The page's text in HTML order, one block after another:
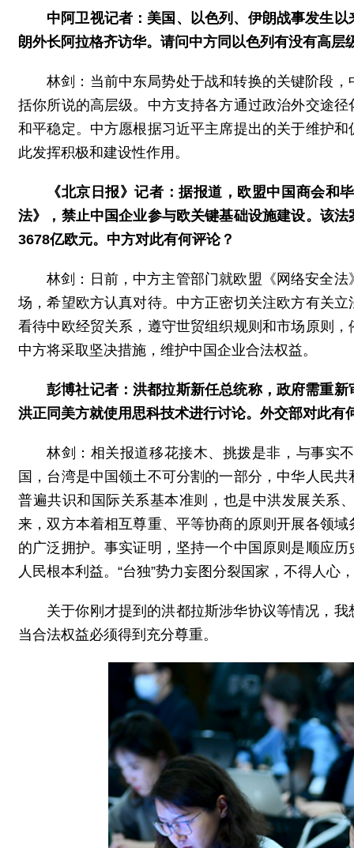
中阿卫视记者：美国、以色列、伊朗战事发生
朗外长阿拉格齐访华。请问中方同以色列有没有高
林剑：当前中东局势处于战和转换的关键阶段
括你所说的高层级。中方支持各方通过政治外交途
和平稳定。中方愿根据习近平主席提出的关于维护
此发挥积极和建设性作用。
《北京日报》记者：据报道，欧盟中国商会
法》，禁止中国企业参与欧关键基础设施建设。该
3678亿欧元。中方对此有何评论？
林剑：日前，中方主管部门就欧盟《网络安全
场，希望欧方认真对待。中方正密切关注欧方有关
看待中欧经贸关系，遵守世贸组织规则和市场原则
中方将采取坚决措施，维护中国企业合法权益。
彭博社记者：洪都拉斯新任总统称，政府需重
洪正同美方就使用思科技术进行讨论。外交部对此有
林剑：相关报道移花接木、挑拨是非，与事实
国，台湾是中国领土不可分割的一部分，中华人民
普遍共识和国际关系基本准则，也是中洪发展关系
来，双方本着相互尊重、平等协商的原则开展各领
的广泛拥护。事实证明，坚持一个中国原则是顺应
人民根本利益。“台独”势力妄图分裂国家，不得人心
关于你刚才提到的洪都拉斯涉华协议等情况，
当合法权益必须得到充分尊重。